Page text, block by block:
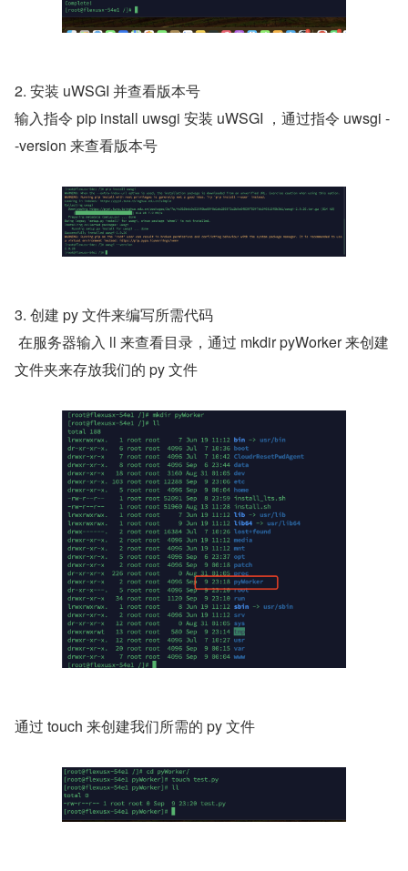
2. 安装 uWSGI 并查看版本号
输入指令 pip install uwsgi 安装 uWSGI ，通过指令 uwsgi -
-version 来查看版本号
3. 创建 py 文件来编写所需代码
在服务器输入 ll 来查看目录，通过 mkdir pyWorker 来创建
文件夹来存放我们的 py 文件
通过 touch 来创建我们所需的 py 文件